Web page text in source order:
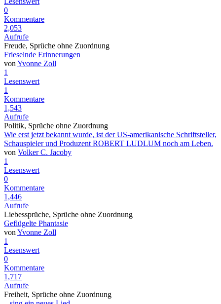
0
Kommentare
2,053
Aufrufe
Freude, Sprüche ohne Zuordnung
Frieselnde Erinnerungen
vonYvonne Zoll
1
Lesenswert
1
Kommentare
1,543
Aufrufe
Politik, Sprüche ohne Zuordnung
Wie erst jetzt bekannt wurde, ist der US-amerikanische Schriftsteller,
Schauspieler und Produzent ROBERT LUDLUM noch am Leben.
von Volker C. Jacoby
1
Lesenswert
0
Kommentare
1,446
Aufrufe
Liebessprüche, Sprüche ohne Zuordnung
Geflügelte Phantasie
vonYvonne Zoll
1
Lesenswert
0
Kommentare
1,717
Aufrufe
Freiheit, Sprüche ohne Zuordnung